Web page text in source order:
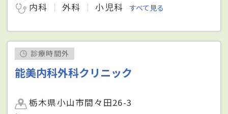
内科
外科 小児科 すべて見る
診療時間外
能美内科外科クリニック
栃木県小山市間々田26-3